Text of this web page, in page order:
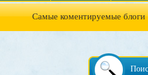
Самые коментируемые блоги